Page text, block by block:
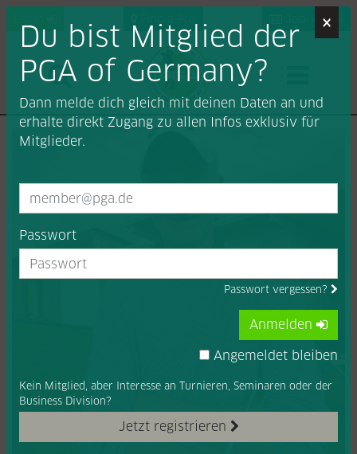
Job-Portal
×
Du bist Mitglied der
PGA of Germany?
Dann melde dich gleich mit deinen Daten an und
erhalte direkt Zugang zu allen Infos exklusiv für
Mitglieder.
Passwort
Passwort vergessen?
Jetzt registrieren
Kein Mitglied, aber Interesse an Turnieren, Seminaren oder der
Business Division?
Anmelden
Angemeldet bleiben